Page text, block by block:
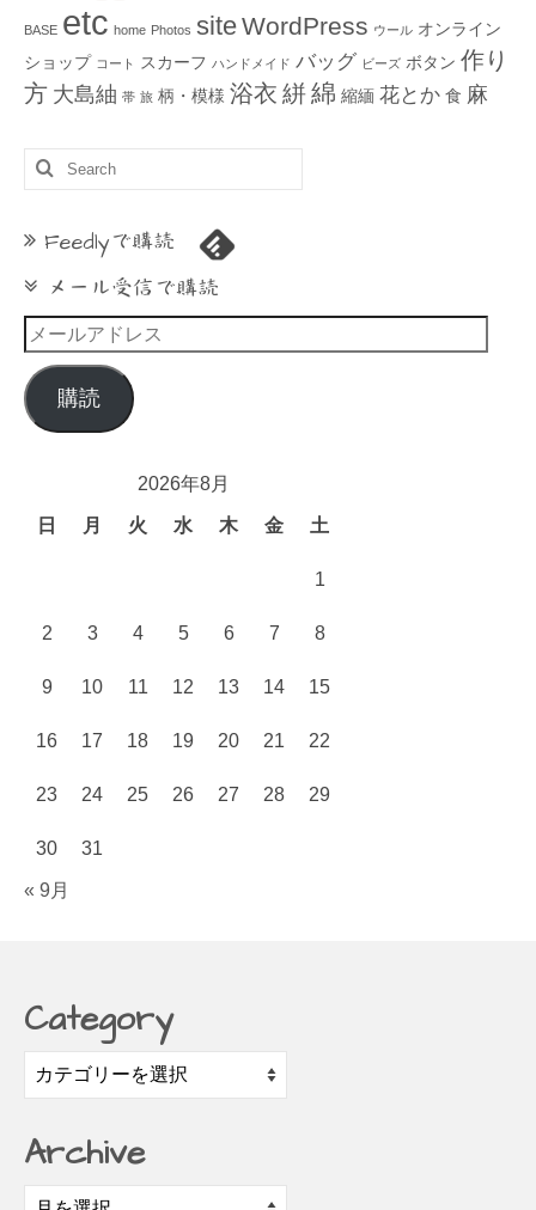
BASE etc home Photos siteWordPress ウール オンライン
ショップ コート スカーフ ハンドメイド バッグ ビーズ ボタン 作り
方 大島紬 帯 旅 柄・模様 浴衣 絣綿 縮緬 花とか 食 麻
Search
for:
Feedlyで購読
メール受信で購読
メ
ー
ル
ア
購読
2026年8月
日 月 火 水 木 金 土
1
2 3 4 5 6 7 8
9 10 11 12 13 14 15
16 17 18 19 20 21 22
23 24 25 26 27 28 29
30 31
« 9月
Category
Category
Archive
Archive